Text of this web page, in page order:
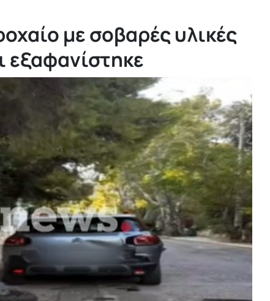
με σοβαρές υλικές
εξαφανίστηκε